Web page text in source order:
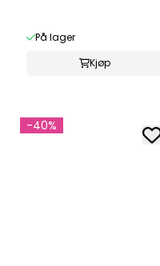
På lager
Kjøp
-40%